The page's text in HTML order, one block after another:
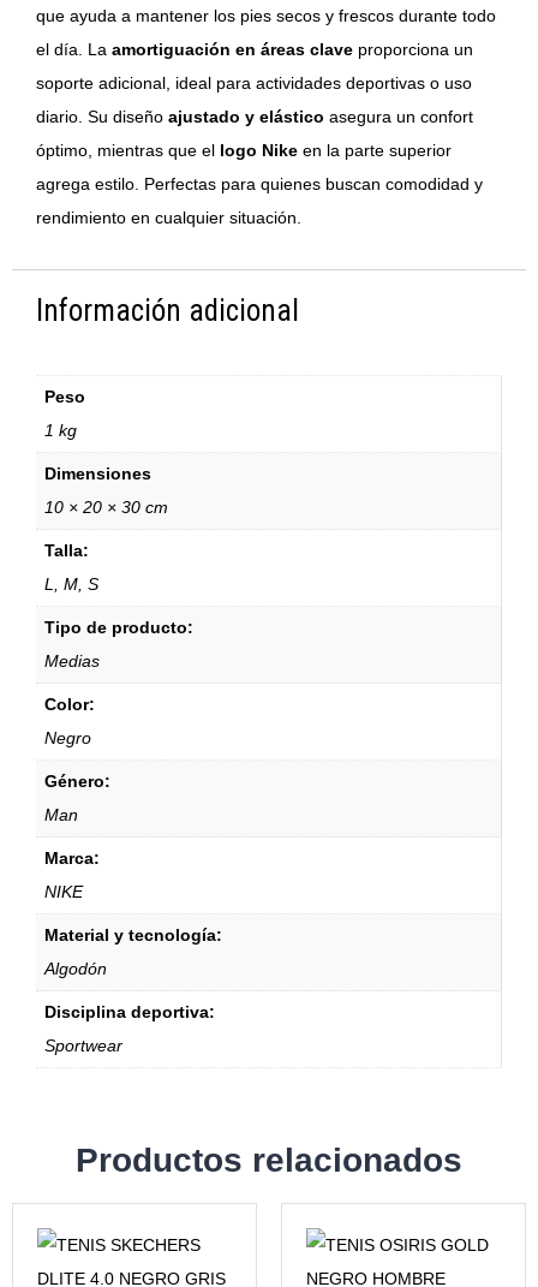
que ayuda a mantener los pies secos y frescos durante todo
el día. La amortiguación en áreas clave proporciona un
soporte adicional, ideal para actividades deportivas o uso
diario. Su diseño ajustado y elástico asegura un confort
óptimo, mientras que el logo Nike en la parte superior
agrega estilo. Perfectas para quienes buscan comodidad y
rendimiento en cualquier situación.
Información adicional
Peso
1 kg
Dimensiones
10 × 20 × 30 cm
Talla:
L, M, S
Tipo de producto:
Medias
Color:
Negro
Género:
Man
Marca:
NIKE
Material y tecnología:
Algodón
Disciplina deportiva:
Sportwear
Productos relacionados